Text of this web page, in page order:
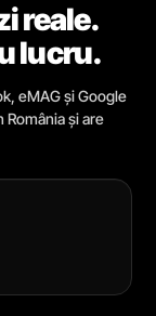
reale.
lucru.
eMAG și Google
și are